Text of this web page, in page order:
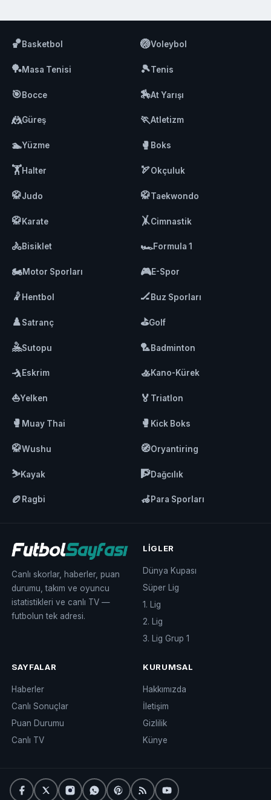
🏀Basketbol 🏐Voleybol
🏓Masa Tenisi 🎾Tenis
🎯Bocce 🏇At Yarışı
🤼Güreş 🏃Atletizm
🏊Yüzme 🥊 Boks
🏋️Halter 🏹Okçuluk
🥋Judo 🥋Taekwondo
🥋Karate 🤸Cimnastik
🚴Bisiklet 🏎️Formula 1
🏍️Motor Sporları 🎮E-Spor
🤾 Hentbol 🏒Buz Sporları
♟️Satranç ⛳Golf
🤽Sutopu 🏸Badminton
🤺Eskrim 🚣Kano-Kürek
⛵Yelken 🏅 Triatlon
🥊 Muay Thai 🥊 Kick Boks
🥋Wushu 🧭Oryantiring
⛷️Kayak 🧗Dağcılık
🏉 Ragbi 🦽Para Sporları
Canlı skorlar, haberler, puan
durumu, takım ve oyuncu
istatistikleri ve canlı TV —
futbolun tek adresi.
LIGLER
Dünya Kupası
Süper Lig
1. Lig
2. Lig
3. Lig Grup 1
SAYFALAR
Haberler
Canlı Sonuçlar
Puan Durumu
Canlı TV
KURUMSAL
Hakkımızda
İletişim
Gizlilik
Künye